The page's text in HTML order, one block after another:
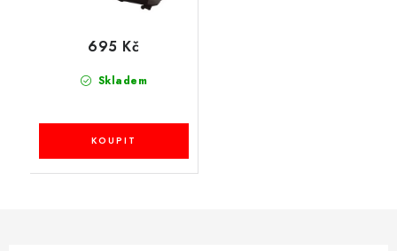
Skladem
695 Kč